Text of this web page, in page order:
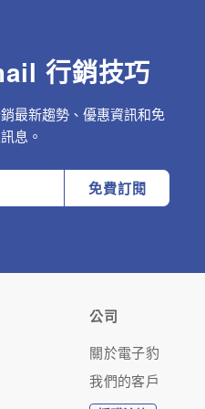
行銷技巧
最新趨勢、優惠資訊和免
息。
免費訂閱
公司
關於電子豹
我們的客戶